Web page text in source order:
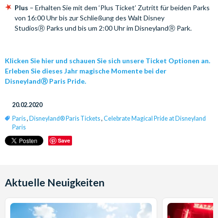
Plus – Erhalten Sie mit dem ‘Plus Ticket’ Zutritt für beiden Parks
von 16:00 Uhr bis zur Schließung des Walt Disney
StudiosⓇ Parks und bis um 2:00 Uhr im DisneylandⓇ Park.
Klicken Sie hier und schauen Sie sich unsere Ticket Optionen an.
Erleben Sie dieses Jahr magische Momente bei der
DisneylandⓇ Paris Pride.
20.02.2020
Paris, Disneyland® Paris Tickets, Celebrate Magical Pride at Disneyland
Paris
Save
Aktuelle Neuigkeiten